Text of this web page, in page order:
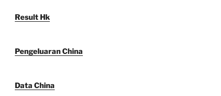
Result Hk
Pengeluaran China
Data China